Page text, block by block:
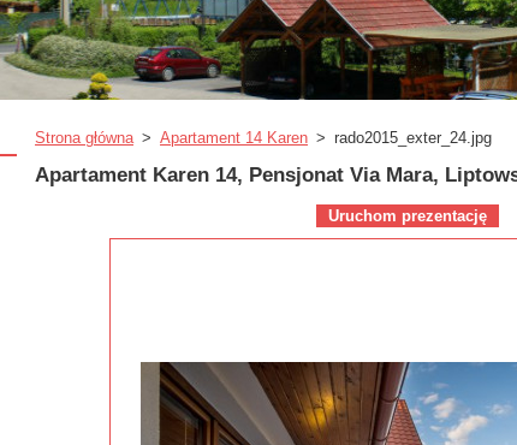
Strona główna > Apartament 14 Karen > rado2015_exter_24.jpg
Apartament Karen 14, Pensjonat Via Mara,
Uruchom prezentację